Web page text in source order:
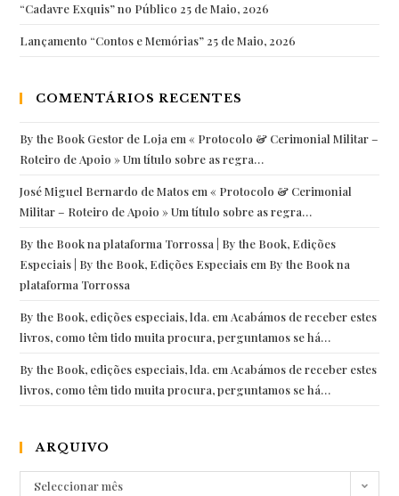
“Cadavre Exquis” no Público 25 de Maio, 2026
Lançamento “Contos e Memórias” 25 de Maio, 2026
COMENTÁRIOS RECENTES
By the Book Gestor de Loja em« Protocolo & Cerimonial Militar –
Roteiro de Apoio » Um título sobre as regra…
José Miguel Bernardo de Matos em« Protocolo & Cerimonial
Militar – Roteiro de Apoio » Um título sobre as regra…
By the Book na plataforma Torrossa | By the Book, Edições
Especiais | By the Book, Edições Especiais em By the Book na
plataforma Torrossa
By the Book, edições especiais, lda. em Acabámos de receber estes
livros, como têm tido muita procura, perguntamos se há…
By the Book, edições especiais, lda. em Acabámos de receber estes
livros, como têm tido muita procura, perguntamos se há…
ARQUIVO
Arquivo
Seleccionar mês